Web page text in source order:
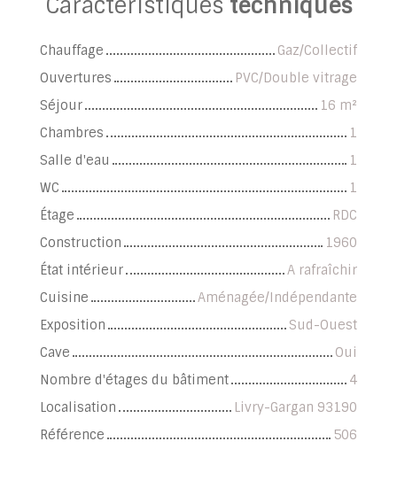
Caractéristiques techniques
Chauffage
Gaz/Collectif
Ouvertures
PVC/Double vitrage
Séjour
16 m²
Chambres
1
Salle d'eau
1
WC
1
Étage
RDC
Construction
1960
État intérieur
A rafraîchir
Cuisine
Aménagée/Indépendante
Exposition
Sud-Ouest
Cave
Oui
Nombre d'étages du bâtiment
4
Localisation
Livry-Gargan 93190
Référence
506